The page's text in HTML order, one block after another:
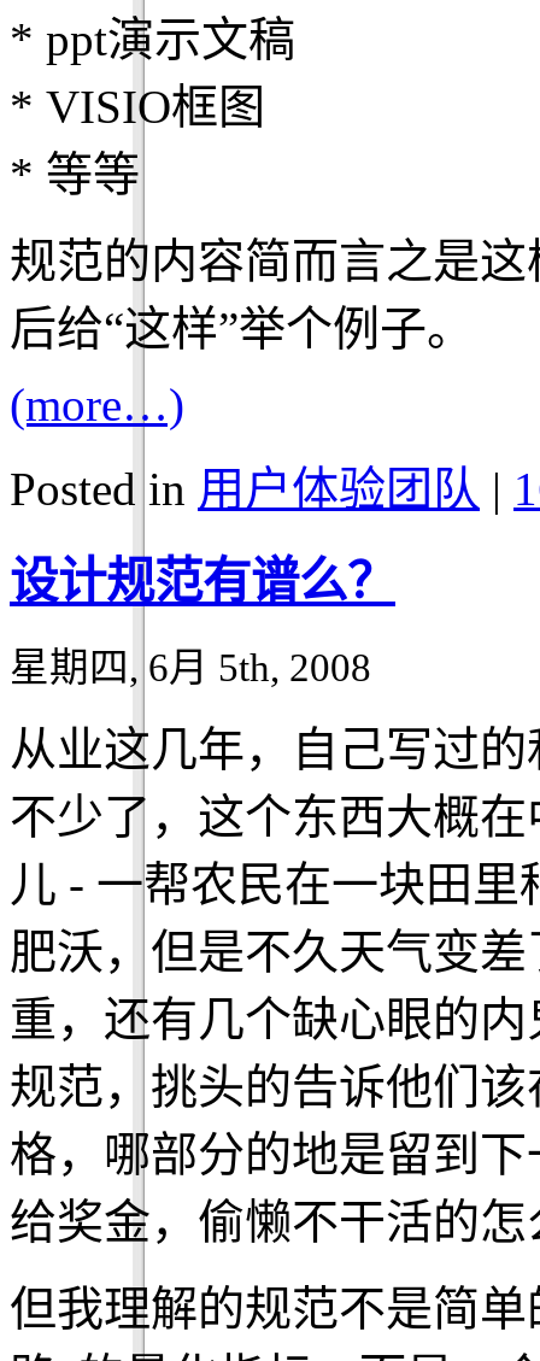
* ppt演示文稿
* VISIO框图
* 等等
规范的内容简而言之是
后给“这样”举个例子。
(more…)
Posted in 用户体验团队 |
设计规范有谱么？
星期四, 6月 5th, 2008
从业这几年，自己写过
不少了，这个东西大概
儿 - 一帮农民在一块田
肥沃，但是不久天气变
重，还有几个缺心眼的
规范，挑头的告诉他们
格，哪部分的地是留到
给奖金，偷懒不干活的
但我理解的规范不是简